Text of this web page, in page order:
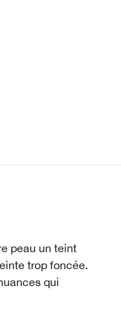
peau un teint
trop foncée.
qui